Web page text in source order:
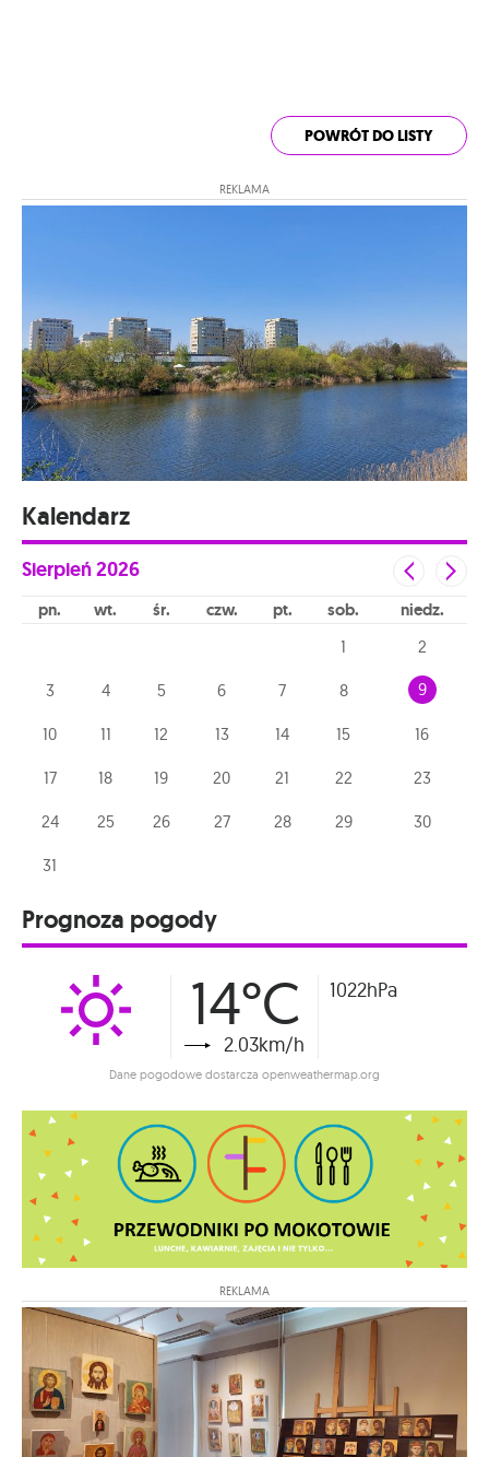
POWRÓT DO LISTY
REKLAMA
Kalendarz
Sierpień2026
pn wt śr czw pt sob niedz
1 2
3 4 5 6 7 8 9
10 11 12 13 14 15 16
17 18 19 20 21 22 23
24 25 26 27 28 29 30
31
Prognoza pogody
14°C
2.03km/h
1022hPa
Dane pogodowe dostarcza openweathermap.org
REKLAMA